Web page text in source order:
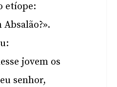
etíope:
jovem os
senhor,